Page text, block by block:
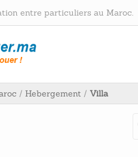
entre particuliers au Maroc.
/ Hebergement / Villa